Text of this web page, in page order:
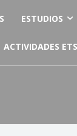
ESTUDIOS
ACTIVIDADES